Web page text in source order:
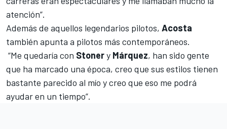
atención”.
Además de aquellos legendarios pilotos, Acosta
también apunta a pilotos más contemporáneos.
“Me quedaría con Stonery Márquez, han sido gente
que ha marcado una época, creo que sus estilos tienen
bastante parecido al mío y creo que eso me podrá
ayudar en un tiempo”.